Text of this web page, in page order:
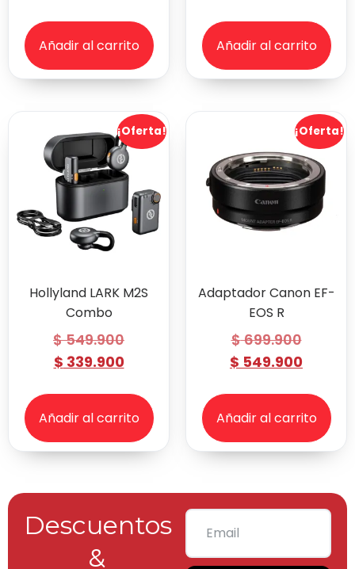
Añadir al carrito Añadir al carrito
¡Oferta!
Hollyland LARK M2S
Combo
$549.900
$ 339.900
Añadir al carrito
¡Oferta!
Adaptador Canon EF-
EOS R
$699.900
$ 549.900
Añadir al carrito
Descuentos
&